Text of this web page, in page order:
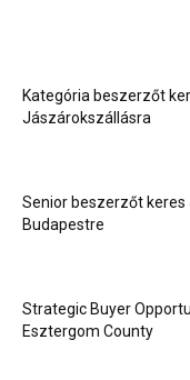
Kategória beszerzőt
Jászárokszállásra
Senior beszerzőt keres
Budapestre
Strategic Buyer
Esztergom County